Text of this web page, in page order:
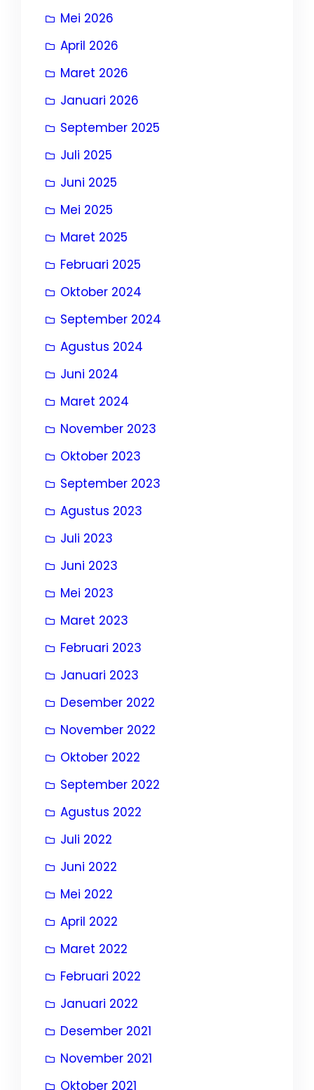
Mei 2026
April 2026
Maret 2026
Januari 2026
September 2025
Juli 2025
Juni 2025
Mei 2025
Maret 2025
Februari 2025
Oktober 2024
September 2024
Agustus 2024
Juni 2024
Maret 2024
November 2023
Oktober 2023
September 2023
Agustus 2023
Juli 2023
Juni 2023
Mei 2023
Maret 2023
Februari 2023
Januari 2023
Desember 2022
November 2022
Oktober 2022
September 2022
Agustus 2022
Juli 2022
Juni 2022
Mei 2022
April 2022
Maret 2022
Februari 2022
Januari 2022
Desember 2021
November 2021
Oktober 2021